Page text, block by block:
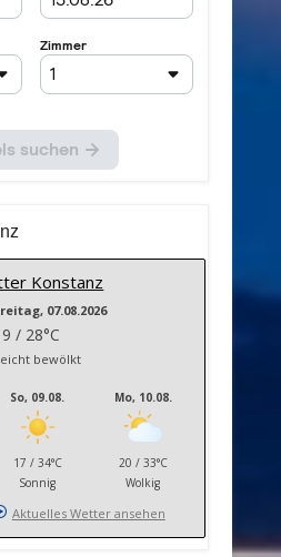
Konstanz
07.08.2026
/ 28°C
bewölkt
So, 09.08.
17 / 34°C
Sonnig
Mo, 10.08.
20 / 33°C
Wolkig
Aktuelles Wetter ansehen